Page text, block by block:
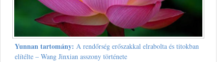
Yunnan tartomány: A rendőrség erőszakkal elrabolta és titokban
elítélte – Wang Jinxian asszony története